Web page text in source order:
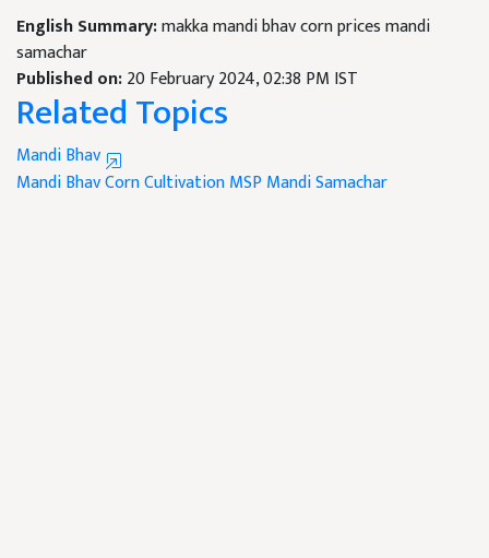
English Summary:makka mandi bhav corn prices mandi
samachar
Published on:20 February 2024, 02:38 PM IST
Related Topics
Mandi Bhav
Mandi BhavCorn CultivationMSPMandi Samachar